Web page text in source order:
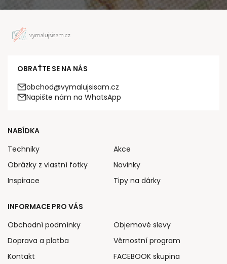
OBRAŤTE SE NA NÁS
obchod@vymalujsisam.cz
Napište nám na WhatsApp
NABÍDKA
Techniky
Obrázky z vlastní fotky
Inspirace
Akce
Novinky
Tipy na dárky
INFORMACE PRO VÁS
Obchodní podmínky
Doprava a platba
Kontakt
Objemové slevy
Věrnostní program
FACEBOOK skupina